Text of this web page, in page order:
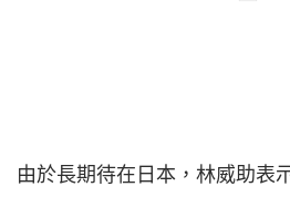
由於長期待在日本，林威助表